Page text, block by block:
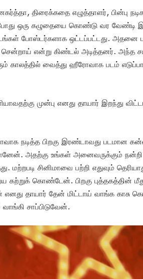
திரைக்கதை எழுத்தாளர், பின்பு
போது ஒரு கழுதையை கொண்டு வர
போஸ்டர்களாக ஒட்டப்பட்டது. அதனை
சென்றாய் என்று கிண்டல் அடித்தனர். அந்த
காலத்தில் வைத்து ஹீரோவாக படம்
முன்பு எனது தாயார் இறந்து
நடித்த பிறகு இரண்டாவது படமான
அதற்கு உங்கள் அனைவருக்கும் நன்றி.
மற்றபடி சினிமாவை பற்றி எதுவும்
கற்றுக் கொண்டேன். பிறகு புத்தகத்தின்
எனது தாயார் தேன் மிட்டாய் வாங்க
சாப்பிடுவேன்.